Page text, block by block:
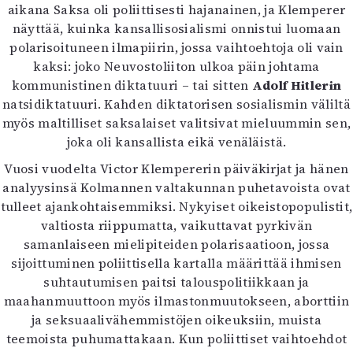
aikana Saksa oli poliittisesti hajanainen, ja Klemperer
näyttää, kuinka kansallisosialismi onnistui luomaan
polarisoituneen ilmapiirin, jossa vaihtoehtoja oli vain
kaksi: joko Neuvostoliiton ulkoa päin johtama
kommunistinen diktatuuri – tai sitten Adolf Hitlerin
natsidiktatuuri. Kahden diktatorisen sosialismin väliltä
myös maltilliset saksalaiset valitsivat mieluummin sen,
joka oli kansallista eikä venäläistä.
Vuosi vuodelta Victor Klempererin päiväkirjat ja hänen
analyysinsä Kolmannen valtakunnan puhetavoista ovat
tulleet ajankohtaisemmiksi. Nykyiset oikeistopopulistit,
valtiosta riippumatta, vaikuttavat pyrkivän
samanlaiseen mielipiteiden polarisaatioon, jossa
sijoittuminen poliittisella kartalla määrittää ihmisen
suhtautumisen paitsi talouspolitiikkaan ja
maahanmuuttoon myös ilmastonmuutokseen, aborttiin
ja seksuaalivähemmistöjen oikeuksiin, muista
teemoista puhumattakaan. Kun poliittiset vaihtoehdot